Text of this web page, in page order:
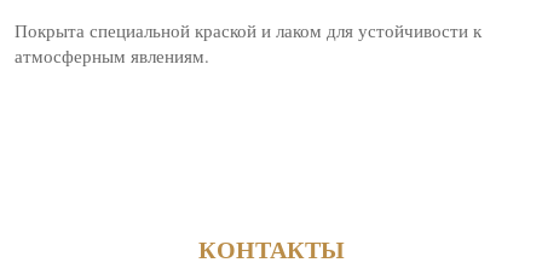
Покрыта специальной краской и лаком для устойчивости к
атмосферным явлениям.
КОНТАКТЫ